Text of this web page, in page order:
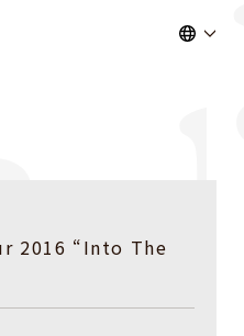
2016 “Into The